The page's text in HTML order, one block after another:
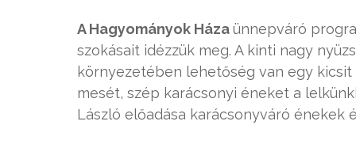
A Hagyományok Házaünnepváró
szokásait idézzük meg. A kinti nagy
környezetében lehetőség van egy
mesét, szép karácsonyi éneket a
László előadása karácsonyváró énekek